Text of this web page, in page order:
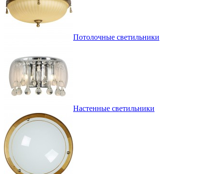
Потолочные светильники
Настенные светильники